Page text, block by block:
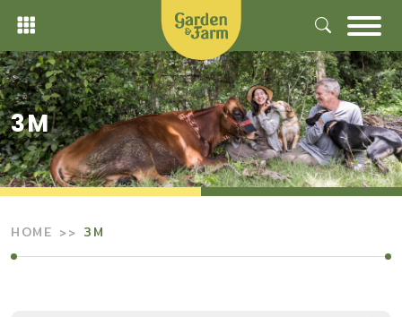
Skip
content
3M
HOME 3M